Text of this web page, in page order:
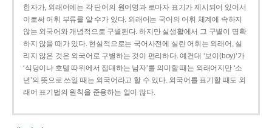
한자가, 외래어에는 각 단어의 원어명과 로마자 표기가 제시되어 있어서
이로써 어휘 부류를 알 수가 있다. 외래어는 국어의 어휘 체계에 속하지
않는 외국어와 개념적으로 구별된다. 하지만 실생활에서 그 구별이 명확
하지 않을 때가 있다. 현실적으로는 국어사전에 실린 어휘는 외래어, 실
리지 않은 것은 외국어로 구별하는 것이 편리하다. 예컨대 ‘보이(boy)’가
‘식당이나 호텔 따위에서 접대하는 남자’를 의미할 때는 외래어지만 ‘소
년’의 뜻으로 쓰일 때는 외국어라고 할 수 있다. 외국어를 표기할 때도 외
래어 표기법의 원칙을 준용하는 일이 많다.